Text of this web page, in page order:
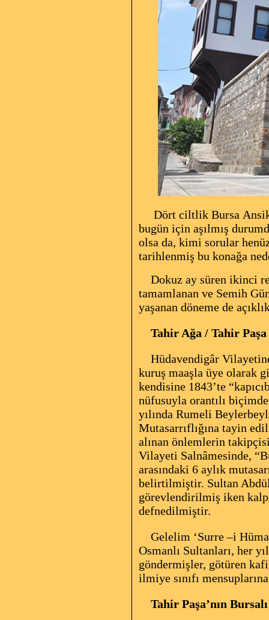
Dört ciltlik Bursa
bugün için aşılmış
olsa da, kimi sorular
tarihlenmiş bu konağa
Dokuz ay süren ikinci
tamamlanan ve Semih
yaşanan döneme de
Tahir Ağa / Tahir
Hüdavendigâr
kuruş maaşla üye olarak
kendisine 1843’te
nüfusuyla orantılı
yılında Rumeli
Mutasarrıflığına tayin
alınan önlemlerin
Vilayeti Salnâmesinde,
arasındaki 6 aylık
belirtilmiştir. Sultan
görevlendirilmiş iken kalp
defnedilmiştir.
Gelelim ‘Surre –i
Osmanlı Sultanları, her
göndermişler, götüren
ilmiye sınıfı
Tahir Paşa’nın